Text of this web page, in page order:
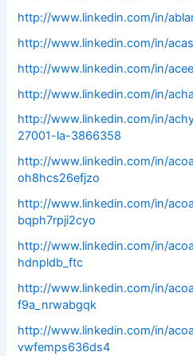
http://www.linkedin.com/in/
http://www.linkedin.com/in/
http://www.linkedin.com/in/
http://www.linkedin.com/in/
http://www.linkedin.com/in/
27001-la-3866358
http://www.linkedin.com/in/
oh8hcs26efjzo
http://www.linkedin.com/in/
bqph7rpji2cyo
http://www.linkedin.com/in/
hdnpldb_ftc
http://www.linkedin.com/in/
f9a_nrwabgqk
http://www.linkedin.com/in/
vwfemps636ds4